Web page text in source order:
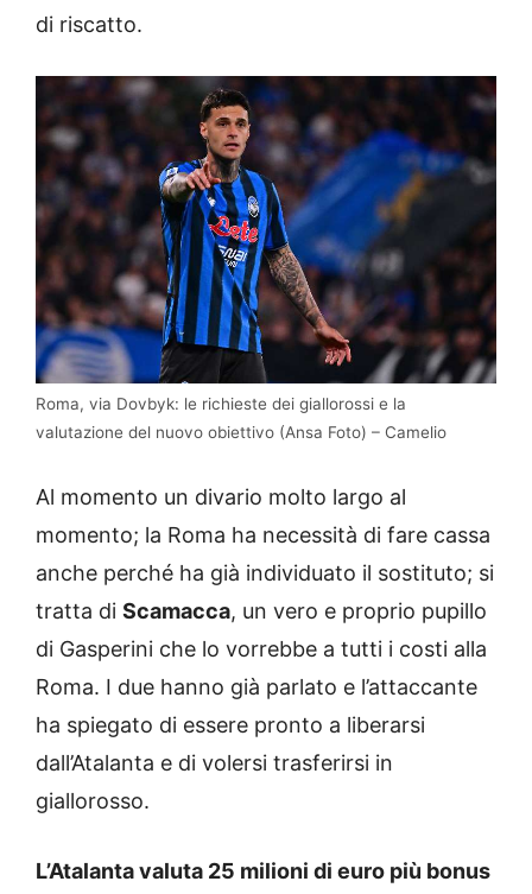
di riscatto.
Roma, via Dovbyk: le richieste dei giallorossi e la
valutazione del nuovo obiettivo (Ansa Foto) – Camelio
Al momento un divario molto largo al
momento; la Roma ha necessità di fare cassa
anche perché ha già individuato il sostituto; si
tratta di Scamacca, un vero e proprio pupillo
di Gasperini che lo vorrebbe a tutti i costi alla
Roma. I due hanno già parlato e l’attaccante
ha spiegato di essere pronto a liberarsi
dall’Atalanta e di volersi trasferirsi in
giallorosso.
L’Atalanta valuta 25 milioni di euro più bonus